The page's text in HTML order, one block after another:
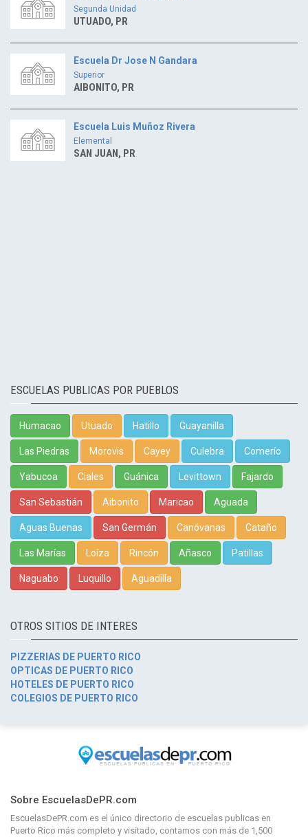
Segunda Unidad
UTUADO, PR
Escuela Dr Jose N Gandara
Superior
AIBONITO, PR
Escuela Luis Muñoz Rivera
Elemental
SAN JUAN, PR
ESCUELAS PUBLICAS POR PUEBLOS
Humacao Utuado Hatillo Guayanilla
Las Piedras Morovis Cayey Culebra Comerío
Yabucoa Ciales Guánica Levittown Fajardo
San Sebastián Aibonito Maricao Aguada
Aguas Buenas San Germán Canóvanas Cataño
Las Marías Loíza Rincón Añasco Patillas
Naguabo Luquillo Aguadilla
OTROS SITIOS DE INTERES
PIZZERIAS DE PUERTO RICO
OPTICAS DE PUERTO RICO
HOTELES DE PUERTO RICO
COLEGIOS DE PUERTO RICO
Sobre EscuelasDePR.com
EscuelasDePR.com es el único directorio de escuelas publicas en
Puerto Rico más completo y visitado, contamos con más de 1,500